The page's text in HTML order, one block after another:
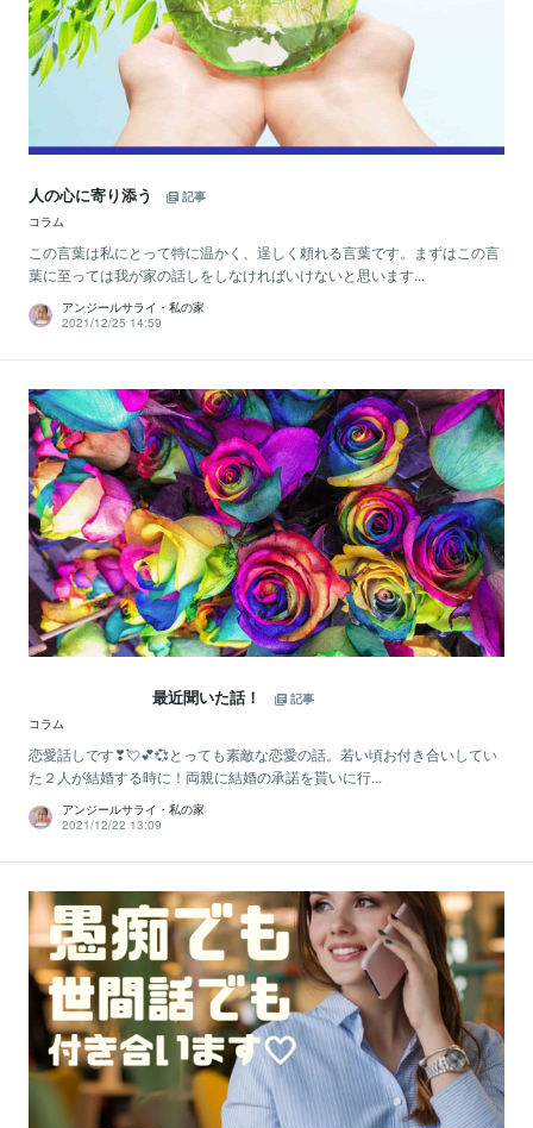
人の心に寄り添う
記事
コラム
この言葉は私にとって特に温かく、逞しく頼れる言葉です。まずはこの言
葉に至っては我が家の話しをしなければいけないと思います...
アンジールサライ・私の家
2021/12/25 14:59
最近聞いた話！
記事
コラム
恋愛話しです❣💘💕💞とっても素敵な恋愛の話。若い頃お付き合いしてい
た２人が結婚する時に！両親に結婚の承諾を貰いに行...
アンジールサライ・私の家
2021/12/22 13:09